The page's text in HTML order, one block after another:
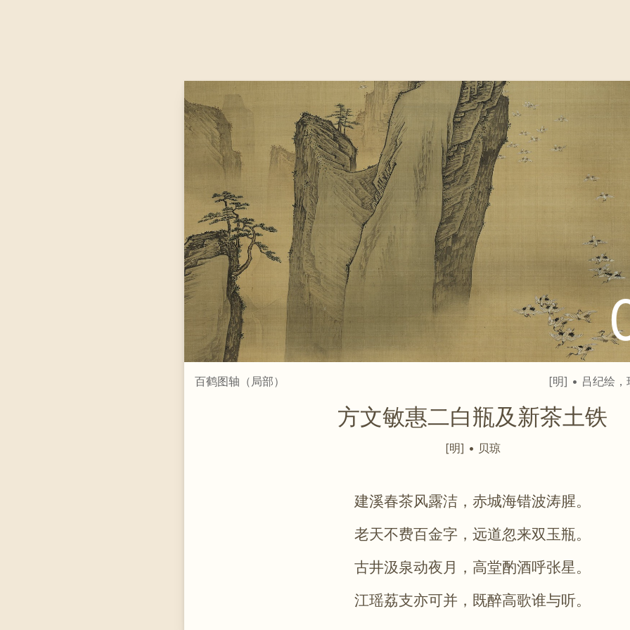
百鹤图轴（局部） [明] • 吕纪绘，
方文敏惠二白瓶及新茶土铁
[明] • 贝琼
建溪春茶风露洁，赤城海错波涛腥。
老天不费百金字，远道忽来双玉瓶。
古井汲泉动夜月，高堂酌酒呼张星。
江瑶荔支亦可并，既醉高歌谁与听。